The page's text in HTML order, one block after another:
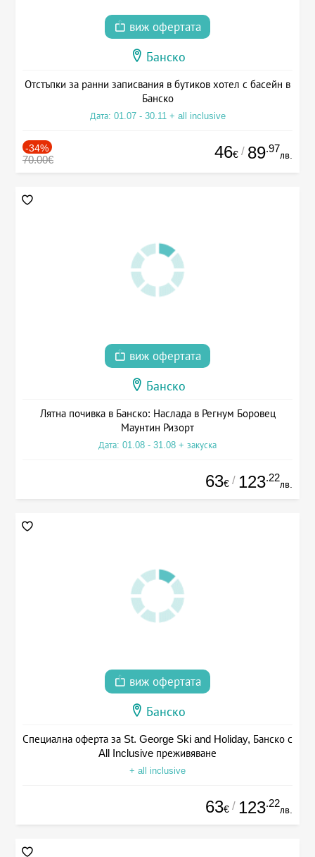
виж офертата
Банско
Отстъпки за ранни записвания в бутиков хотел с басейн в
Банско
Дата: 01.07 - 30.11 + all inclusive
-34%
70.00€ 46€ / 89.97
лв.
виж офертата
Банско
Лятна почивка в Банско: Наслада в Регнум Боровец
Маунтин Ризорт
Дата: 01.08 - 31.08 + закуска
63€ / 123.22
лв.
виж офертата
Банско
Специална оферта за St. George Ski and Holiday, Банско с
All Inclusive преживяване
+ all inclusive
63€ / 123.22
лв.